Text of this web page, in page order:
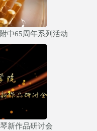
中65周年系列活动
新作品研讨会